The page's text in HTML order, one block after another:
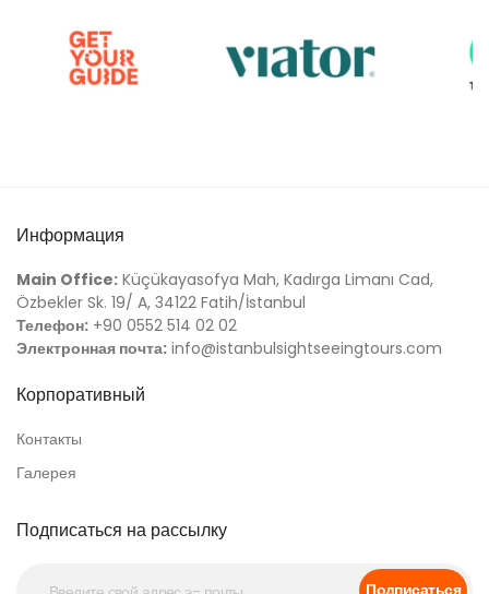
Информация
Main Office: Küçükayasofya Mah, Kadırga Limanı Cad,
Özbekler Sk. 19/ A, 34122 Fatih/İstanbul
Телефон: +90 0552 514 02 02
Электронная почта: info@istanbulsightseeingtours.com
Корпоративный
Контакты
Галерея
Подписаться на рассылку